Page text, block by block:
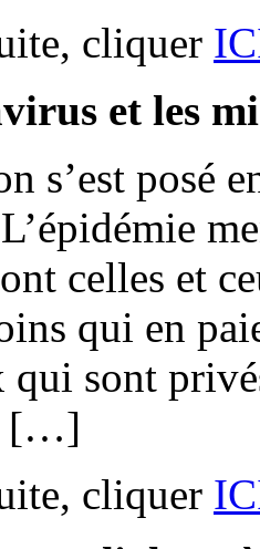
cliquer
et les
s’est posé
celles et
qui en
qui sont
[…]
cliquer